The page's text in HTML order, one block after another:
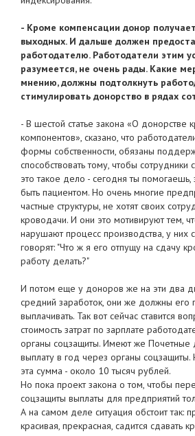
- Кроме компенсации донор
выходных. И дальше должен
работодателю. Работодатели этим
разумеется, не очень рады. Какие
мнению, должны подтолкнуть
стимулировать донорство в рядах
- В шестой статье закона «О донорстве
компонентов», сказано, что
формы собственности, обязаны
способствовать тому, чтобы сотрудники
это такое дело - сегодня ты
быть пациентом. Но очень многие
частные структуры, не хотят своих
кроводачи. И они это мотивируют тем,
нарушают процесс производства, у них
говорят: "Что ж я его отпущу на сдачу
работу делать?"
И потом еще у доноров же на эти два
средний заработок, они же должны его
выплачивать. Так вот сейчас ставится
стоимость затрат по зарплате
органы соцзащиты. Имеют же
выплату в год через органы
эта сумма - около 10 тысяч рублей.
Но пока проект закона о том, чтобы
соцзащиты выплаты для предприятий
А на самом деле ситуация обстоит так:
красивая, прекрасная, садится сдавать